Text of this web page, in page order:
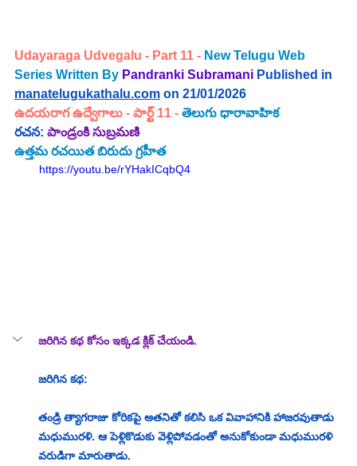
Udayaraga Udvegalu - Part 11 - New Telugu Web
Series Written By Pandranki Subramani Published in
manatelugukathalu.com on 21/01/2026
ఉదయరాగ ఉద్వేగాలు - పార్ట్ 11 - తెలుగు ధారావాహిక
రచన: పాండ్రంకి సుబ్రమణి
ఉత్తమ రచయిత బిరుదు గ్రహీత
https://youtu.be/rYHakICqbQ4
జరిగిన కథ కోసం ఇక్కడ క్లిక్ చేయండి.
జరిగిన కథ:
తండ్రి త్యాగరాజు కోరికపై అతనితో కలిసి ఒక వివాహానికి హాజరవుతాడు
మధుమురళి. ఆ పెళ్లికొడుకు వెళ్లిపోవడంతో అనుకోకుండా మధుమురళి
వరుడిగా మారుతాడు.